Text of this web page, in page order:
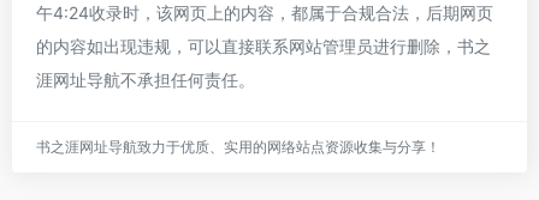
午4:24收录时，该网页上的内容，都属于合规合法，后期网页
的内容如出现违规，可以直接联系网站管理员进行删除，书之
涯网址导航不承担任何责任。
书之涯网址导航致力于优质、实用的网络站点资源收集与分享！